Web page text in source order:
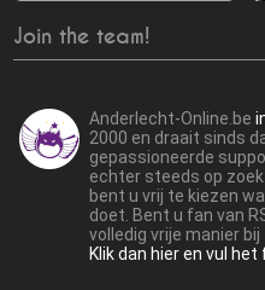
Join the team!
Anderlecht-Online.be
2000 en draait sinds
gepassioneerde
echter steeds op
bent u vrij te kiezen
doet. Bent u fan van
volledig vrije manier
Klik dan hier en vul